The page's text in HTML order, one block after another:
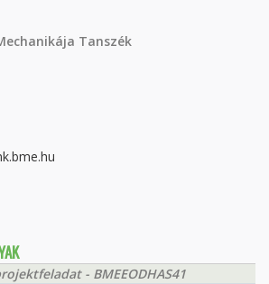
Tanszék
- BMEEODHAS41